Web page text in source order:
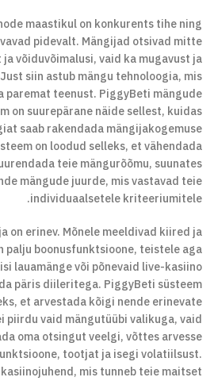
maastikul on konkurents tihe ning
pidevalt. Mängijad otsivad mitte
võiduvõimalusi, vaid ka mugavust ja
siin astub mängu tehnoloogia, mis
paremat teenust. PiggyBeti mängude
on suurepärane näide sellest, kuidas
saab rakendada mängijakogemuse
on loodud selleks, et vähendada
teie mängurõõmu, suunates
mängude juurde, mis vastavad teie
individuaalsetele kriteeriumitele.
on erinev. Mõnele meeldivad kiired ja
palju boonusfunktsioone, teistele aga
lauamänge või põnevaid live-kasiino
päris diileritega. PiggyBeti süsteem
et arvestada kõigi nende erinevate
piirdu vaid mängutüübi valikuga, vaid
oma otsingut veelgi, võttes arvesse
tootjat ja isegi volatiilsust.
mis tunneb teie maitset.